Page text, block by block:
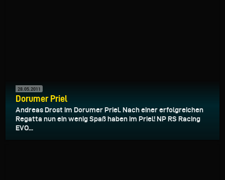
28.05.2011
Dorumer Priel
Andreas Drost im Dorumer Priel. Nach einer erfolgreichen
Regatta nun ein wenig Spaß haben im Priel! NP RS Racing
EVO...